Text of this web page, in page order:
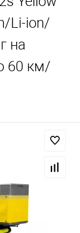
Li-ion/
на
60 км/